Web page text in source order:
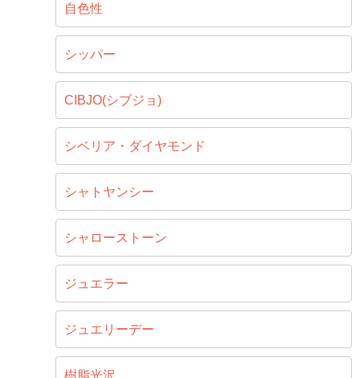
自色性
シッパー
CIBJO(シブジョ)
シベリア・ダイヤモンド
シャトヤンシー
シャローストーン
ジュエラー
ジュエリーデー
樹脂光沢